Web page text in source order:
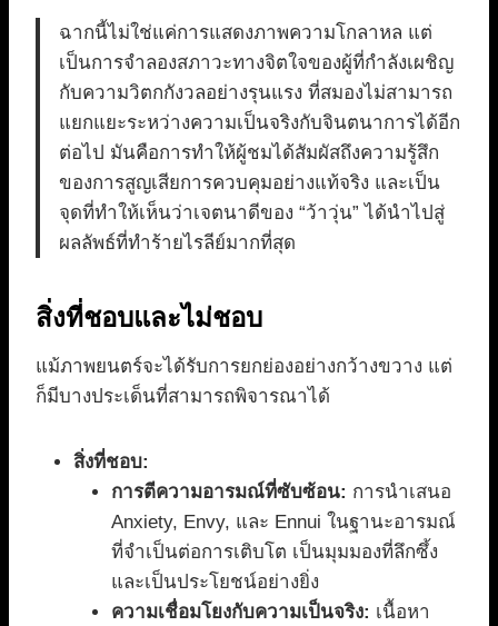
ฉากนี้ไม่ใช่แค่การแสดงภาพความโกลาหล แต่
เป็นการจำลองสภาวะทางจิตใจของผู้ที่กำลังเผชิญ
กับความวิตกกังวลอย่างรุนแรง ที่สมองไม่สามารถ
แยกแยะระหว่างความเป็นจริงกับจินตนาการได้อีก
ต่อไป มันคือการทำให้ผู้ชมได้สัมผัสถึงความรู้สึก
ของการสูญเสียการควบคุมอย่างแท้จริง และเป็น
จุดที่ทำให้เห็นว่าเจตนาดีของ “ว้าวุ่น” ได้นำไปสู่
ผลลัพธ์ที่ทำร้ายไรลีย์มากที่สุด
สิ่งที่ชอบและไม่ชอบ
แม้ภาพยนตร์จะได้รับการยกย่องอย่างกว้างขวาง แต่
ก็มีบางประเด็นที่สามารถพิจารณาได้
สิ่งที่ชอบ:
การตีความอารมณ์ที่ซับซ้อน: การนำเสนอ
Anxiety, Envy, และ Ennui ในฐานะอารมณ์
ที่จำเป็นต่อการเติบโต เป็นมุมมองที่ลึกซึ้ง
และเป็นประโยชน์อย่างยิ่ง
ความเชื่อมโยงกับความเป็นจริง: เนื้อหา